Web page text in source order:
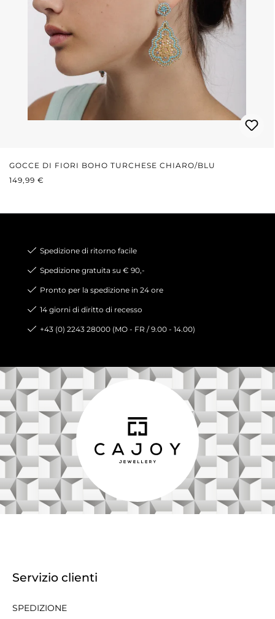
GOCCE DI FIORI BOHO TURCHESE CHIARO/BLU
PREZZO NORMALE:
149,99 €
Spedizione di ritorno facile
Spedizione gratuita su € 90,-
Pronto per la spedizione in 24 ore
14 giorni di diritto di recesso
+43 (0) 2243 28000 (MO - FR / 9.00 - 14.00)
Servizio clienti
SPEDIZIONE